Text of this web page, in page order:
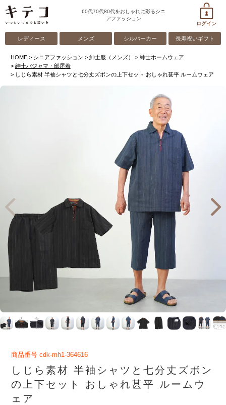
60代70代80代をおしゃれに彩るシニ
アファッション
ログイン
レディース メンズ シルバーカー 長寿祝いギフト
HOME シニアファッション 紳士服（メンズ）
紳士ホームウェア
紳士パジャマ・部屋着
しじら素材 半袖シャツと七分丈ズボンの上下セット おしゃれ甚平 ルームウェア
商品番号 cdk-mh1-364616
しじら素材 半袖シャツと七分丈ズボン
の上下セット おしゃれ甚平 ルームウ
ェア